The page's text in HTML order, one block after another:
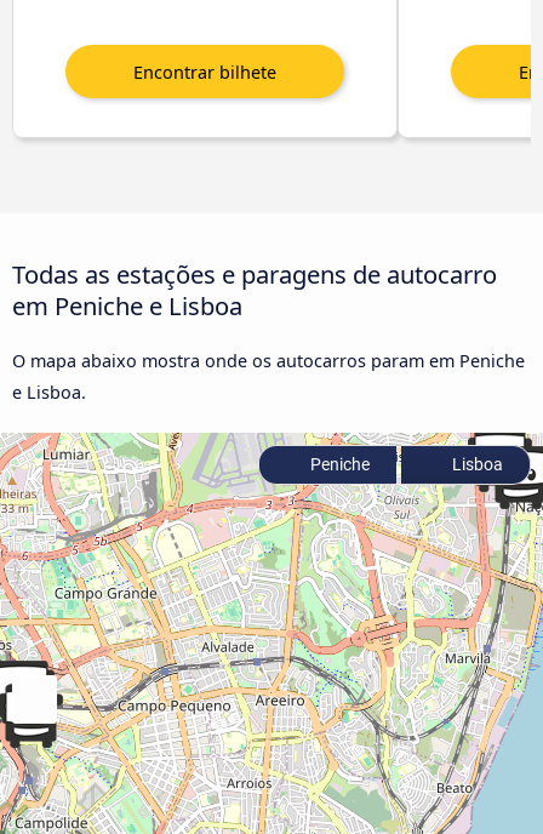
Todas as estações e paragens de autocarro
em Peniche e Lisboa
O mapa abaixo mostra onde os autocarros param em Peniche
e Lisboa.
Peniche Lisboa